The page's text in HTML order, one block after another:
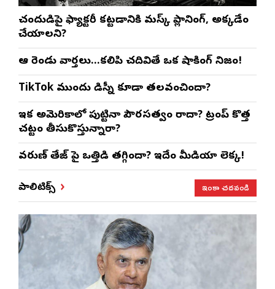
చంద్రుడిపై ఫ్యాక్టరీ కట్టడానికి మస్క్ ప్లానింగ్, అక్కడేం
చేయాలని?
ఆ రెండు వార్తలు…కలిపి చదివితే ఒక షాకింగ్ నిజం!
TikTok ముందు డిస్నీ కూడా తలవంచిందా?
ఇక అమెరికాలో పుట్టినా పౌరసత్వం రాదా? ట్రంప్ కొత్త
చట్టం తీసుకొస్తున్నారా?
వరుణ్ తేజ్‌ పై ఒత్తిడి తగ్గిందా? ఇదేం మీడియా లెక్క!
పాలిటిక్స్ ఇంకా చదవండి